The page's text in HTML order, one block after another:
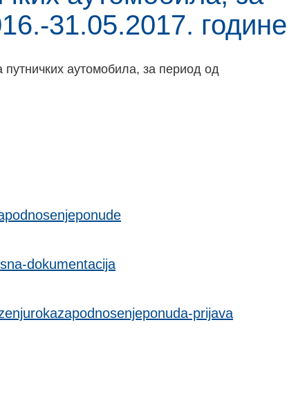
31.05.2017. године
аутомобила, за период од
dokumentacija
prijava